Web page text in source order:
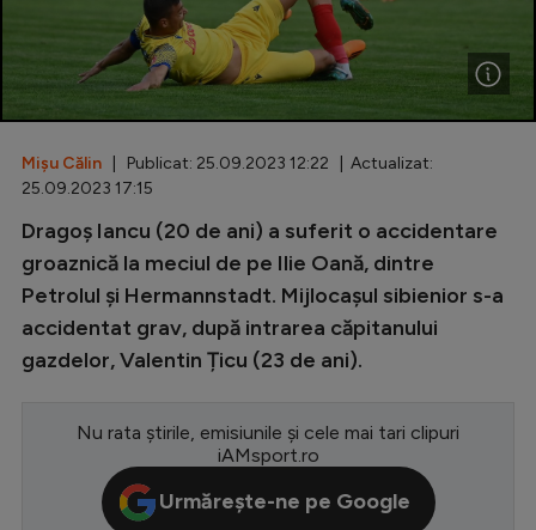
Fotbal feminin
Special
Diverse
Inedit
Champions League
Europa League
Conference League
CM 2026
Premier League
Mișu Călin | Publicat: 25.09.2023 12:22 | Actualizat:
25.09.2023 17:15
Dragoș Iancu (20 de ani) a suferit o accidentare
groaznică la meciul de pe Ilie Oană, dintre
Petrolul și Hermannstadt. Mijlocașul sibienior s-a
accidentat grav, după intrarea căpitanului
gazdelor, Valentin Țicu (23 de ani).
Nu rata știrile, emisiunile și cele mai tari clipuri
iAMsport.ro
Urmărește-ne pe Google